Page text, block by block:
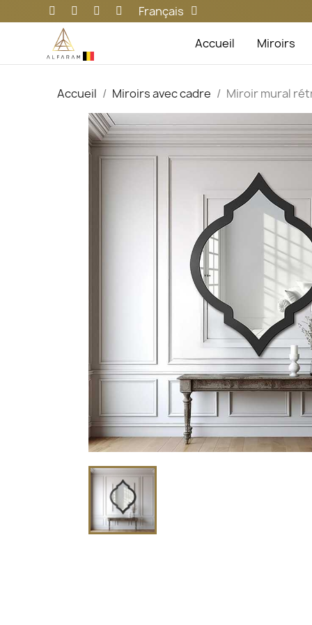
Français
Accueil Miroirs
Accueil Miroirs avec cadre Miroir mural